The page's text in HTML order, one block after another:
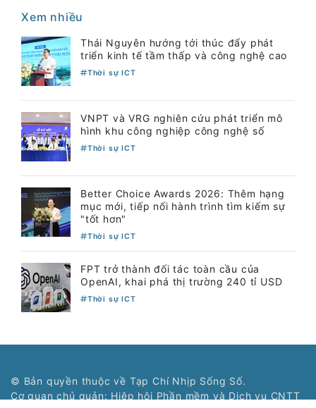
Xem nhiều
Thái Nguyên hướng tới thúc đẩy phát
triển kinh tế tầm thấp và công nghệ cao
Thời sự ICT
VNPT và VRG nghiên cứu phát triển mô
hình khu công nghiệp công nghệ số
Thời sự ICT
Better Choice Awards 2026: Thêm hạng
mục mới, tiếp nối hành trình tìm kiếm sự
"tốt hơn"
Thời sự ICT
FPT trở thành đối tác toàn cầu của
OpenAI, khai phá thị trường 240 tỉ USD
Thời sự ICT
© Bản quyền thuộc về Tạp Chí Nhịp Sống Số.
Cơ quan chủ quản: Hiệp hội Phần mềm và Dịch vụ CNTT